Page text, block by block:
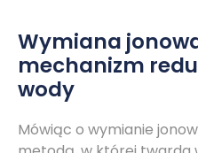
Wymiana
mechanizm
wody
Mówiąc o wymianie